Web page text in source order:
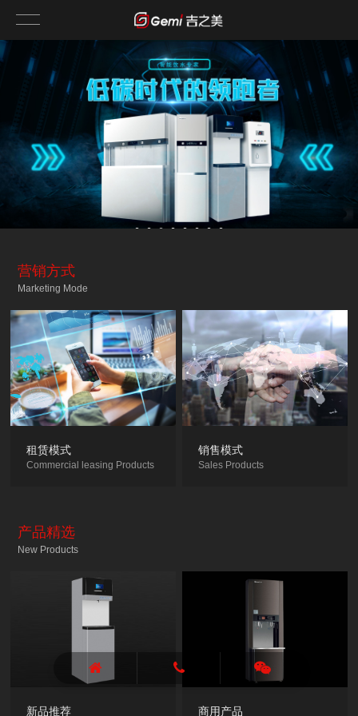
营销方式
Marketing Mode
租赁模式
Commercial leasing Products
销售模式
Sales Products
产品精选
New Products
新品推荐 商用产品